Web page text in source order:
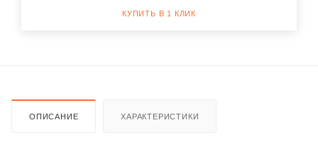
КУПИТЬ В 1 КЛИК
ОПИСАНИЕ ХАРАКТЕРИСТИКИ